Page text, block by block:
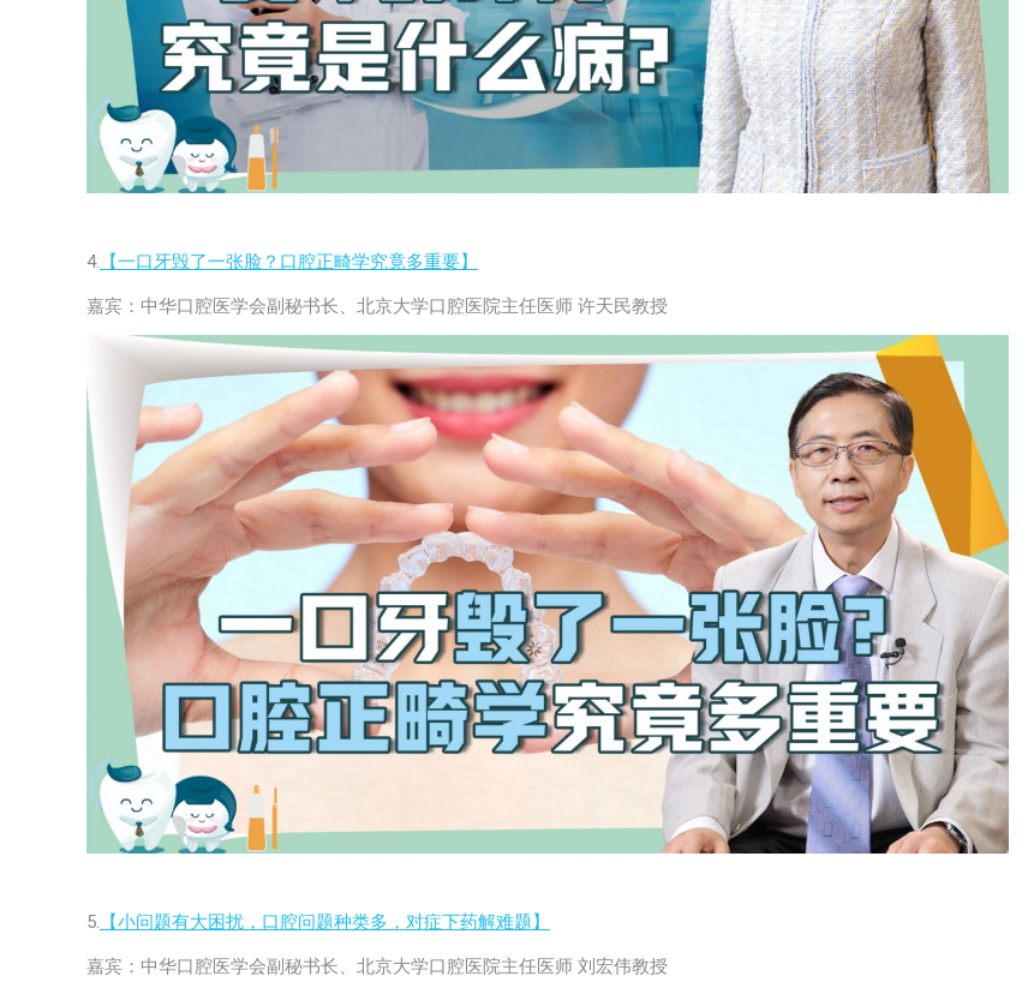
4. 【一口牙毁了一张脸？口腔正畸学究竟多重要】
嘉宾：中华口腔医学会副秘书长、北京大学口腔医院主任医师 许天民教授
5. 【小问题有大困扰，口腔问题种类多，对症下药解难题】
嘉宾：中华口腔医学会副秘书长、北京大学口腔医院主任医师 刘宏伟教授